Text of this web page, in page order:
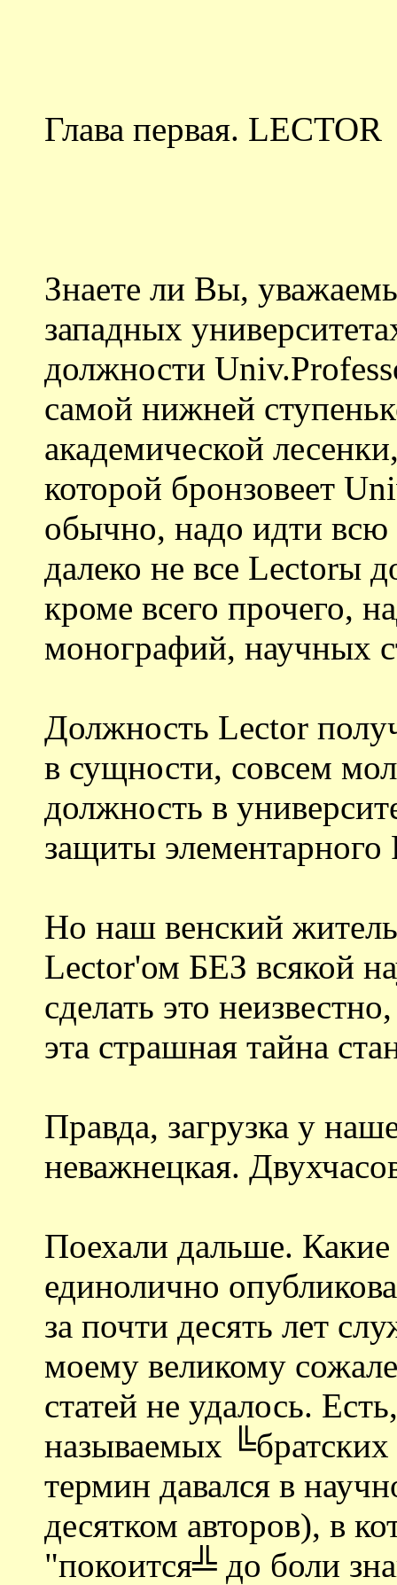
Глава первая. LECTOR
Знаете ли Вы,
западных
должности
самой нижней
академической
которой бронзовеет
обычно, надо идти
далеко не все Lectorы
кроме всего прочего,
монографий, научных
Должность Lector
в сущности, сoвсем
должность в
защиты элементарного
Но наш венский
Lector'ом БЕЗ всякой
сделать это
эта страшная тайна
Правда, загрузка у
неважнецкая.
Поехали дальше.
единолично
за почти десять лет
моему великому
статей не удалось.
называемых
термин давался в
десятком авторов), в
"покоится╩ до боли